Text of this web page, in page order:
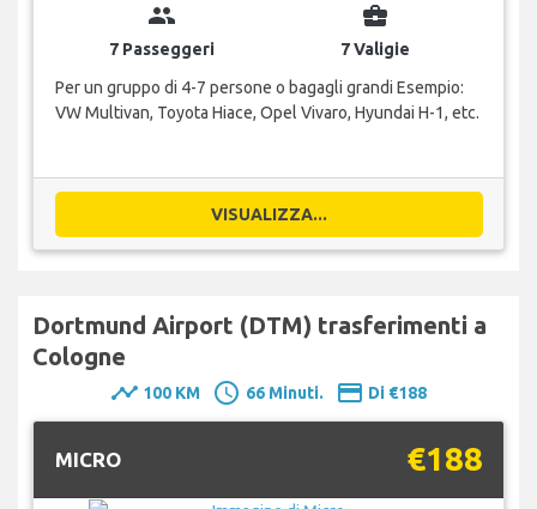
group
7 Passeggeri
business_center
7 Valigie
Per un gruppo di 4-7 persone o bagagli grandi Esempio:
VW Multivan, Toyota Hiace, Opel Vivaro, Hyundai H-1, etc.
VISUALIZZA...
Dortmund Airport (DTM) trasferimenti a
Cologne
timeline 100 KM schedule 66 Minuti. payment Di €188
MICRO €188